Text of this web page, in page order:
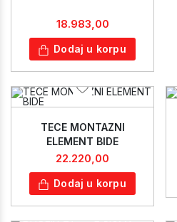
18.983,00
Dodaj u korpu
TECE MONTAZNI
ELEMENT BIDE
22.220,00
Dodaj u korpu